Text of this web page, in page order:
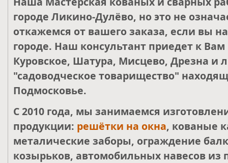
городе Ликино-Дулёво, но это не
откажемся от вашего заказа, если вы
городе. Наш консультант приедет к
Куровское, Шатура, Мисцево, Дрезна и
"садоводческое товарищество"
Подмосковье.
С 2010 года, мы занимаемся
продукции: решётки на окна, кованые
металические заборы, ограждение
козырьков, автомобильных навесов из